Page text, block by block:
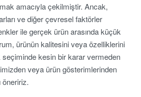
amacıyla çekilmiştir. Ancak,
ve diğer çevresel faktörler
ile gerçek ürün arasında küçük
ürünün kalitesini veya özelliklerini
kesin bir karar vermeden
veya ürün gösterimlerinden
öneririz.